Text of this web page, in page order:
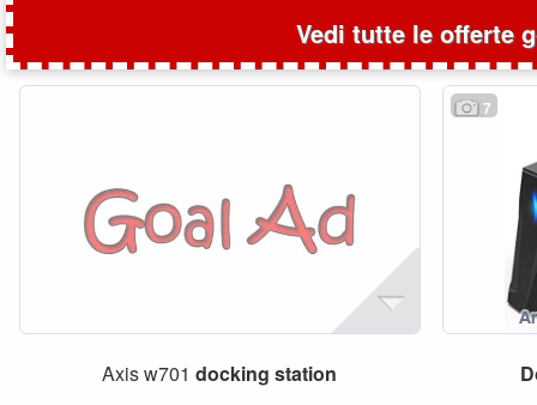
Vedi tutte le offerte
Axis w701docking station
7